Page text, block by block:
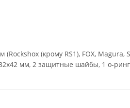
(крому RS1), FOX,
мм, 2 защитные шайбы, 1 о-